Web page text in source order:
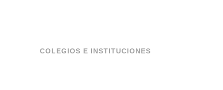
COLEGIOS E INSTITUCIONES